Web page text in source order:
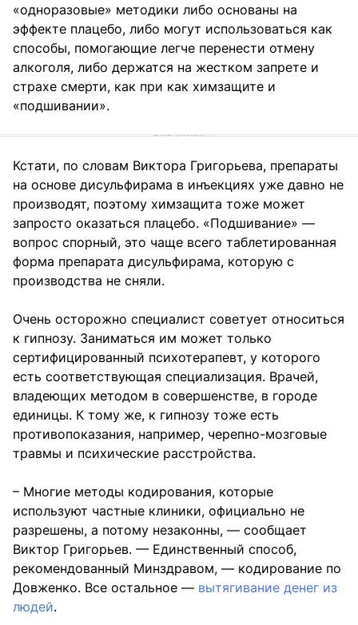
«одноразовые» методики либо основаны на
эффекте плацебо, либо могут использоваться как
способы, помогающие легче перенести отмену
алкоголя, либо держатся на жестком запрете и
страхе смерти, как при как химзащите и
«подшивании».
Кстати, по словам Виктора Григорьева, препараты
на основе дисульфирама в инъекциях уже давно не
производят, поэтому химзащита тоже может
запросто оказаться плацебо. «Подшивание» —
вопрос спорный, это чаще всего таблетированная
форма препарата дисульфирама, которую с
производства не сняли.
Очень осторожно специалист советует относиться
к гипнозу. Заниматься им может только
сертифицированный психотерапевт, у которого
есть соответствующая специализация. Врачей,
владеющих методом в совершенстве, в городе
единицы. К тому же, к гипнозу тоже есть
противопоказания, например, черепно-мозговые
травмы и психические расстройства.
– Многие методы кодирования, которые
используют частные клиники, официально не
разрешены, а потому незаконны, — сообщает
Виктор Григорьев. — Единственный способ,
рекомендованный Минздравом, — кодирование по
Довженко. Все остальное — вытягивание денег из
людей.